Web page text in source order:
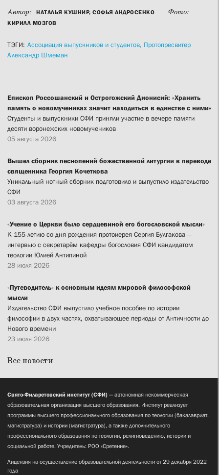
Автор: НАТАЛЬЯ КУШНИР, СОФЬЯ АНДРОСЕНКО Фото:
КИРИЛЛ МОЗГОВ
ТЭГИ: Ассоциация выпускников и студентов, Протопресвитер
Александр Шмеман
Епископ Россошанский и Острогожский Дионисий: «Хранить
память о новомучениках значит находиться в единстве с ними»
Студенты и выпускники СФИ приняли участие в вечере памяти
десяти воронежских новомучеников
05 августа 2026
Вышел сборник песнопений божественной литургии в переводе
священника Георгия Кочеткова
Уникальный нотный сборник подготовило и выпустило издательство
СФИ
03 августа 2026
«Учение о Церкви было сердцевиной его богословской мысли»
К 155-летию со дня рождения протоиерея Сергия Булгакова —
интервью с секретарём кафедры богословия СФИ кандидатом
теологии Юлией Антипиной
28 июля 2026
«Путеводитель» к основным идеям мировой философской
мысли
Издательство СФИ выпустило учебное пособие по истории
философии в двух частях, охватывающее периоды от Античности до
Нового времени
23 июля 2026
Все новости
Свято-Филаретовский институт (СФИ) — автономная некоммерческая
образовательная организация высшего образования. Институт реализует
программы высшего профессионального образования по теологии (бакалавриат,
магистратура) и истории (магистратура), а также дополнительного
профессионального образования по теологии, религиоведению, истории и
социальной работе. Учредитель: РОО «Сретение».
Лицензия на осуществление образовательной деятельности от 29 декабря 2022
года